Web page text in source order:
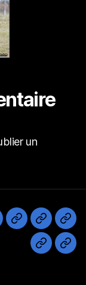
un
Sports
C.U.N
Sports
My
Divers